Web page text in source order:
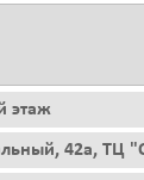
этаж
42а, ТЦ